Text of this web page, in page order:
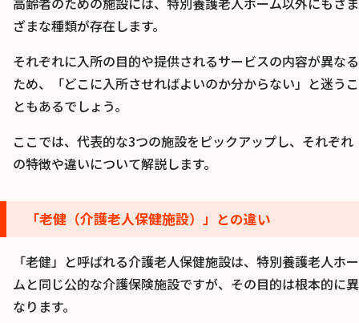
ざまな種類が存在します。
それぞれに入所の目的や提供されるサービスの内容が異なる
ため、「どこに入所させればよいのか分からない」と迷うこ
ともあるでしょう。
ここでは、代表的な3つの施設をピックアップし、それぞれ
の特徴や違いについて解説します。
「老健（介護老人保健施設）」との違い
「老健」と呼ばれる介護老人保健施設は、特別養護老人ホー
ムと同じ公的な介護保険施設ですが、その目的は根本的に異
なります。